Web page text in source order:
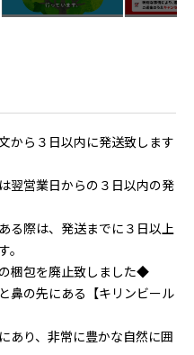
から３日以内に発送致します
翌営業日からの３日以内の発
る際は、発送までに３日以上
。
梱包を廃止致しました◆
鼻の先にある【キリンビール
あり、非常に豊かな自然に囲